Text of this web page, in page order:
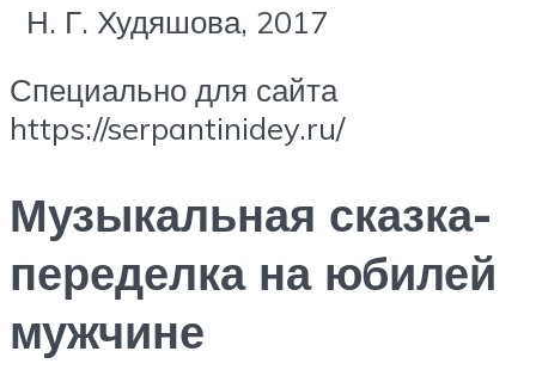
Н. Г. Худяшова, 2017
Специально для сайта
https://serpantinidey.ru/
Музыкальная сказка-
переделка на юбилей
мужчине